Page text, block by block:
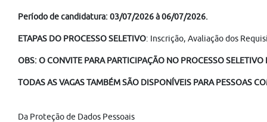
Período de candidatura: 03/07/2026 à 06/07/2026.
ETAPAS DO PROCESSO SELETIVO: Inscrição, Avaliação dos
OBS: O CONVITE PARA PARTICIPAÇÃO NO PROCESSO
TODAS AS VAGAS TAMBÉM SÃO DISPONÍVEIS PARA PESSOAS
Da Proteção de Dados Pessoais